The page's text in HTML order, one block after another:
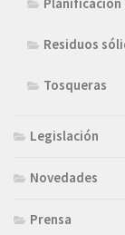
Residuos
Tosqueras
Legislación
Novedades
Prensa